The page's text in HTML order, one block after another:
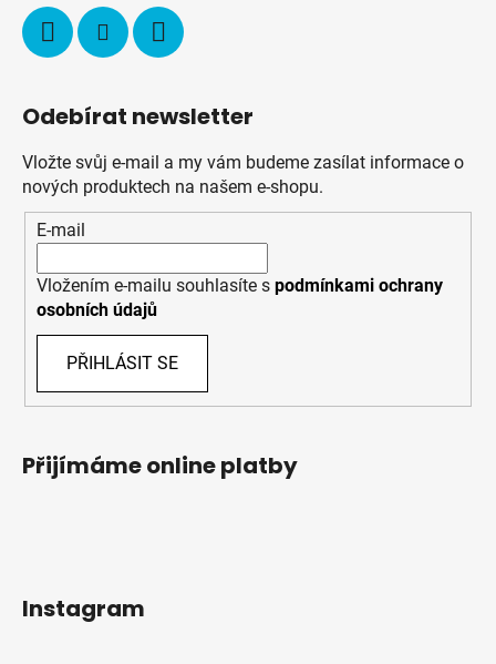
Odebírat newsletter
Vložte svůj e-mail a my vám budeme zasílat informace o
nových produktech na našem e-shopu.
E-mail
Vložením e-mailu souhlasíte s podmínkami ochrany
osobních údajů
PŘIHLÁSIT SE
Přijímáme online platby
Instagram